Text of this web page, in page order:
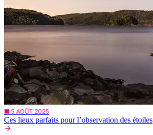
■ 5 AOÛT 2025
Ces lieux parfaits pour l’observation des étoiles